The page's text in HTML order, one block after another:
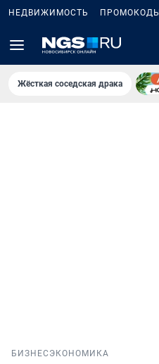
НЕДВИЖИМОСТЬ ПРОМОКОДЫ
Жёсткая соседская драка
БИЗНЕС ЭКОНОМИКА